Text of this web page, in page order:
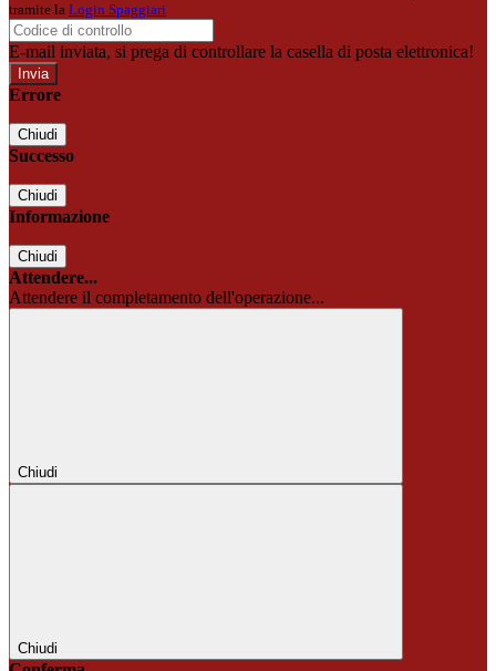
tramite la Login Spaggiari
E-mail inviata, si prega di controllare la casella di posta elettronica!
Errore
Chiudi
Successo
Chiudi
Informazione
Chiudi
Attendere...
Attendere il completamento dell'operazione...
Chiudi
Chiudi